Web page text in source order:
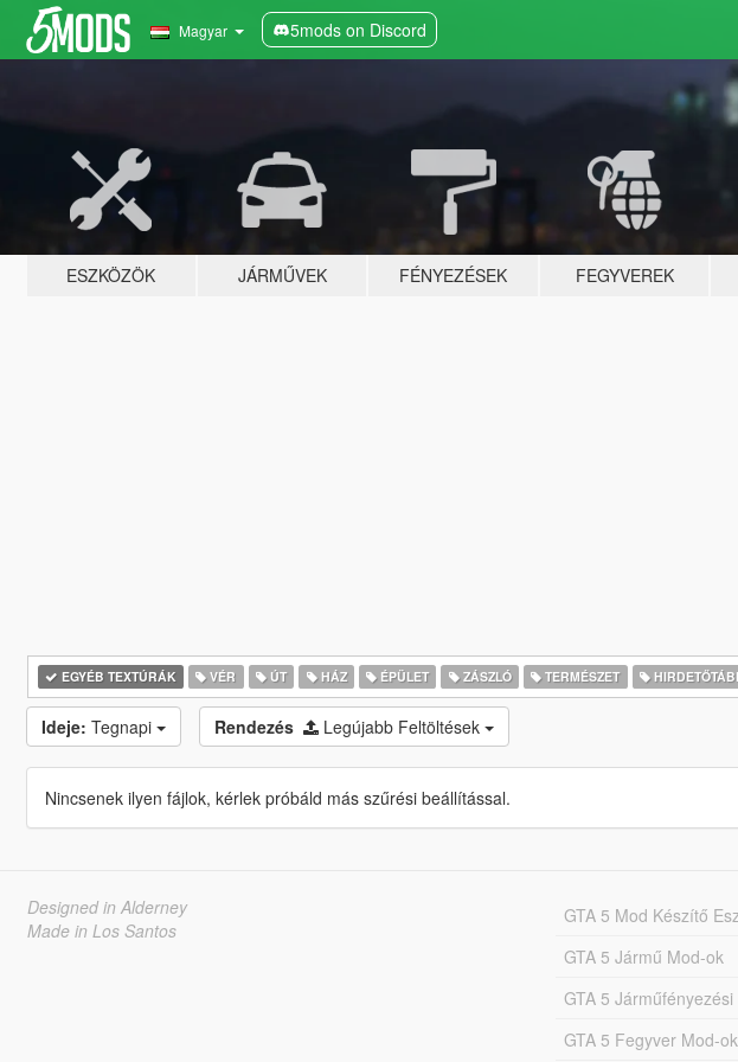
Magyar 5mods on Discord
ESZKÖZÖK JÁRMŰVEK FÉNYEZÉSEK FEGYVEREK
EGYÉB TEXTÚRÁK VÉR ÚT HÁZ ÉPÜLET ZÁSZLÓ TERMÉSZET
Ideje: Tegnapi Rendezés Legújabb Feltöltések
Nincsenek ilyen fájlok, kérlek próbáld más szűrési beállítással.
Designed in Alderney
Made in Los Santos
GTA 5 Mod Készítő
GTA 5 Jármű Mod-ok
GTA 5
GTA 5 Fegyver Mod-ok